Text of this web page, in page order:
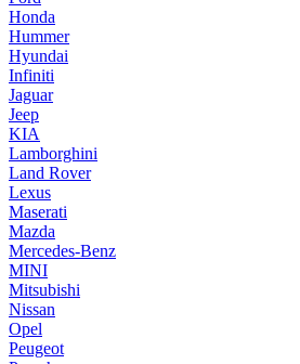
Honda
Hummer
Hyundai
Infiniti
Jaguar
Jeep
KIA
Lamborghini
Land Rover
Lexus
Maserati
Mazda
Mercedes-Benz
MINI
Mitsubishi
Nissan
Opel
Peugeot